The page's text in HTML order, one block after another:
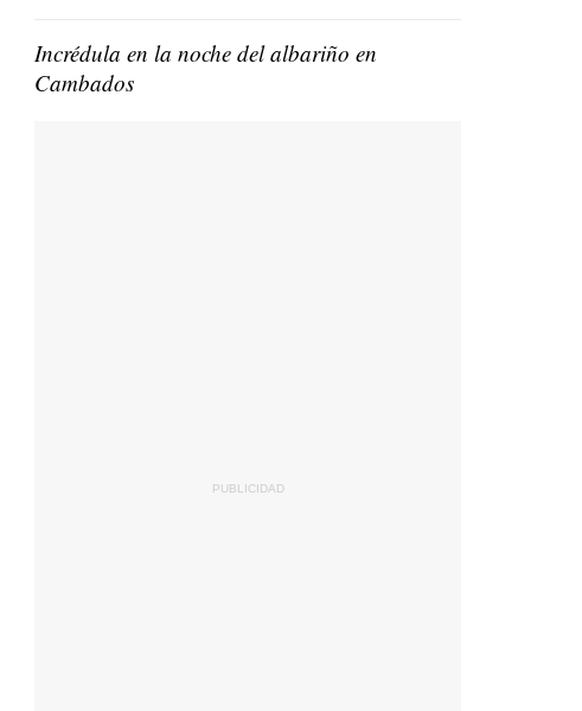
Incrédula en la noche del albariño en
Cambados